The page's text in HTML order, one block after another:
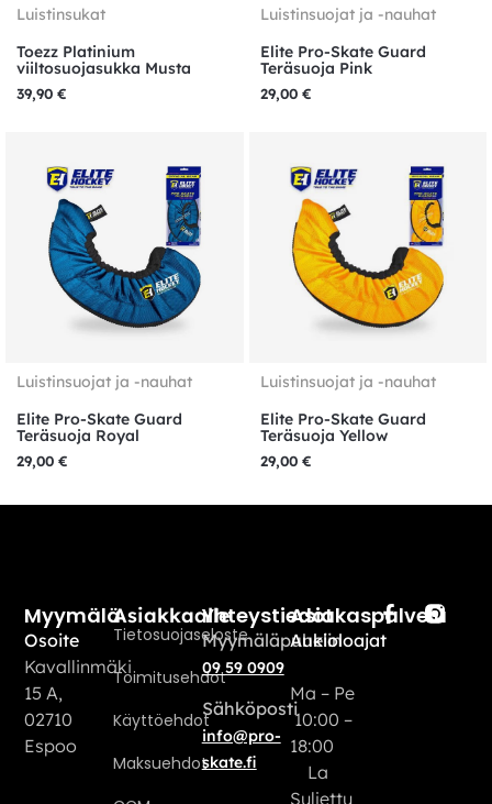
Luistinsukat
Toezz Platinium
viiltosuojasukka Musta
39,90 €
Luistinsuojat ja -nauhat
Elite Pro-Skate Guard
Teräsuoja Pink
29,00 €
Luistinsuojat ja -nauhat
Elite Pro-Skate Guard
Teräsuoja Royal
29,00 €
Luistinsuojat ja -nauhat
Elite Pro-Skate Guard
Teräsuoja Yellow
29,00 €
Asiakkaalle
Tietosuojaseloste
Toimitusehdot
Käyttöehdot
Maksuehdot
Myymälä
Osoite
Kavallinmäki
15 A,
02710
Espoo
Yhteystiedot
Myymäläpuhelin
09 59 0909
Sähköposti
info@pro-
skate.fi
Asiakaspalvelu
Aukioloajat
Ma – Pe
10:00 –
18:00
La
Suljettu